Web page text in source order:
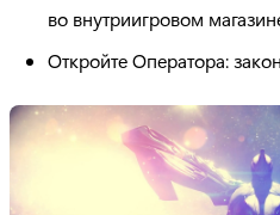
во внутриигровом
Откройте Оператора: